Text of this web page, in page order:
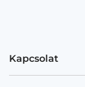
Kapcsolat